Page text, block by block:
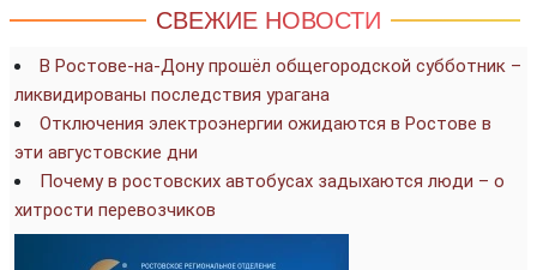
СВЕЖИЕ НОВОСТИ
В Ростове-на-Дону прошёл общегородской субботник –
ликвидированы последствия урагана
Отключения электроэнергии ожидаются в Ростове в
эти августовские дни
Почему в ростовских автобусах задыхаются люди – о
хитрости перевозчиков